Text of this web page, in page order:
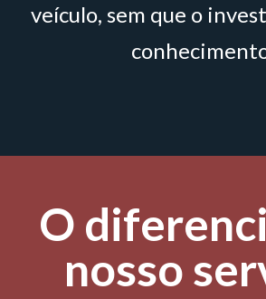
veículo, sem que o
O
nosso